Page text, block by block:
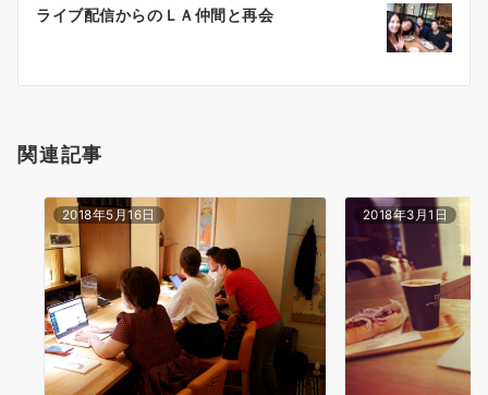
ン
ライブ配信からのＬＡ仲間と再会
関連記事
2018年5月16日 2018年3月1日